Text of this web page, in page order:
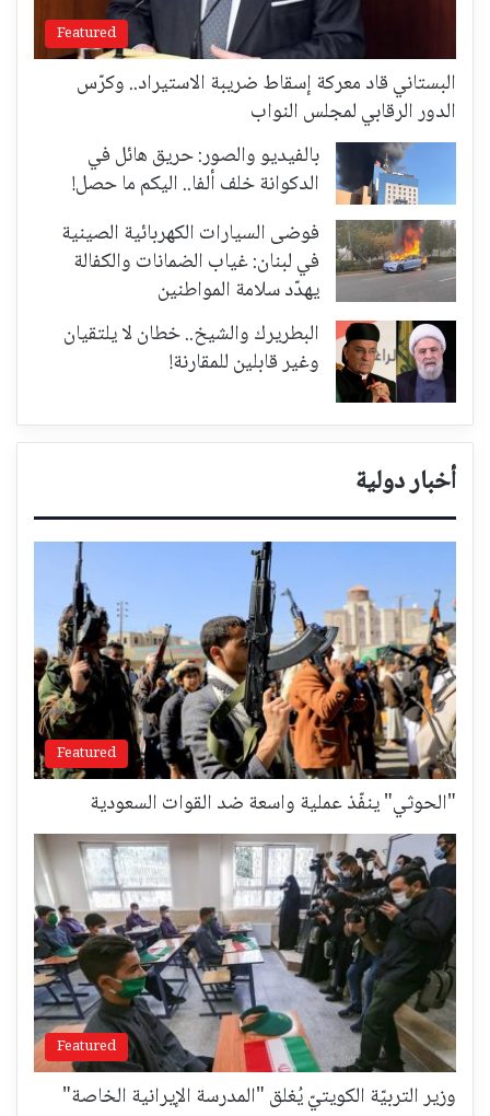
Featured
البستاني قاد معركة إسقاط ضريبة الاستيراد.. وكرّس
الدور الرقابي لمجلس النواب
بالفيديو والصور: حريق هائل في
الدكوانة خلف ألفا.. اليكم ما حصل!
فوضى السيارات الكهربائية الصينية
في لبنان: غياب الضمانات والكفالة
يهدّد سلامة المواطنين
البطريرك والشيخ.. خطان لا يلتقيان
وغير قابلين للمقارنة!
أخبار دولية
Featured
"الحوثي" ينفّذ عملية واسعة ضد القوات السعودية
Featured
وزير التربيّة الكويتيّ يُغلق "المدرسة الإيرانية الخاصة"